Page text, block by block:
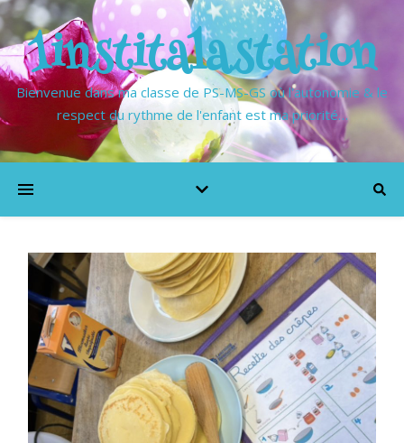
1institalastation
Bienvenue dans ma classe de PS-MS-GS où l'autonomie & le
respect du rythme de l'enfant est ma priorité…